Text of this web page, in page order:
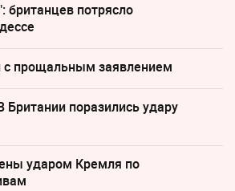
британцев потрясло
с прощальным заявлением
Британии поразились удару
ударом Кремля по